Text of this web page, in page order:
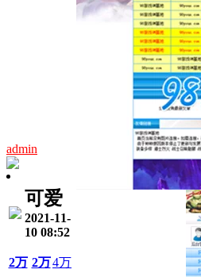
admin
可爱
2021-11-
10 08:52
2万 2万4万